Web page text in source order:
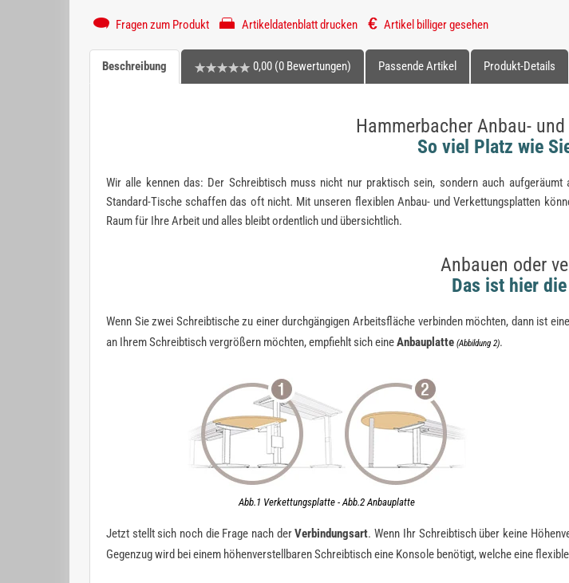
Fragen zum Produkt Artikeldatenblatt drucken Artikel billiger gesehen
Beschreibung 0,00 (0 Bewertungen) Passende Artikel Produkt-Details
Hammerbacher Anbau-
So viel Platz wie
Wir alle kennen das: Der Schreibtisch muss nicht nur praktisch sein, sondern auch aufgeräumt
Standard-Tische schaffen das oft nicht. Mit unseren flexiblen Anbau- und Verkettungsplatten
Raum für Ihre Arbeit und alles bleibt ordentlich und übersichtlich.
Anbauen oder
Das ist hier
Wenn Sie zwei Schreibtische zu einer durchgängigen Arbeitsfläche verbinden möchten, dann ist eine
an Ihrem Schreibtisch vergrößern möchten, empfiehlt sich eineAnbauplatte (Abbildung 2).
Abb.1 Verkettungsplatte - Abb.2 Anbauplatte
Jetzt stellt sich noch die Frage nach derVerbindungsart. Wenn Ihr Schreibtisch über keine
Gegenzug wird bei einem höhenverstellbaren Schreibtisch eine Konsole benötigt, welche eine